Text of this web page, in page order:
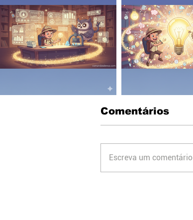
Comentários
Escreva um comentário